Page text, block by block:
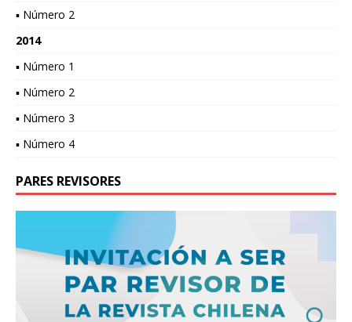
▪ Número 2
2014
▪ Número 1
▪ Número 2
▪ Número 3
▪ Número 4
PARES REVISORES